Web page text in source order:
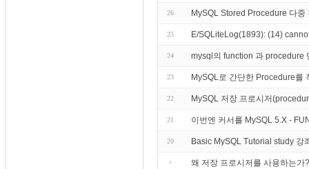
26 MySQL Stored Procedure 다중
25 E/SQLiteLog(1893): (14)
24 mysql의 function 과 procedure
23 MySQL로 간단한 Procedure를
22 MySQL 저장 프로시저
21 이번엔 커서를 MySQL 5.X -
20 Basic MySQL Tutorial study 강
왜 저장 프로시저를 사용하는가?